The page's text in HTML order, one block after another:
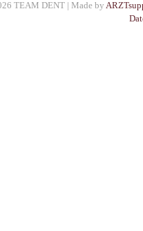
TEAM DENT | Made by